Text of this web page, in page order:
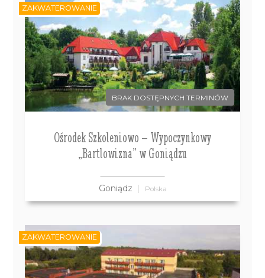
BRAK DOSTĘPNYCH TERMINÓW
Ośrodek Szkoleniowo – Wypoczynkowy
„Bartlowizna” w Goniądzu
Goniądz Polska
ZAKWATEROWANIE
ZAKWATEROWANIE